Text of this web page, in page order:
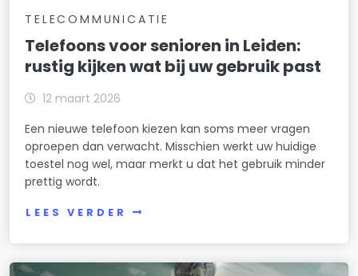
TELECOMMUNICATIE
Telefoons voor senioren in Leiden:
rustig kijken wat bij uw gebruik past
12 maart 2026
Een nieuwe telefoon kiezen kan soms meer vragen
oproepen dan verwacht. Misschien werkt uw huidige
toestel nog wel, maar merkt u dat het gebruik minder
prettig wordt.
LEES VERDER